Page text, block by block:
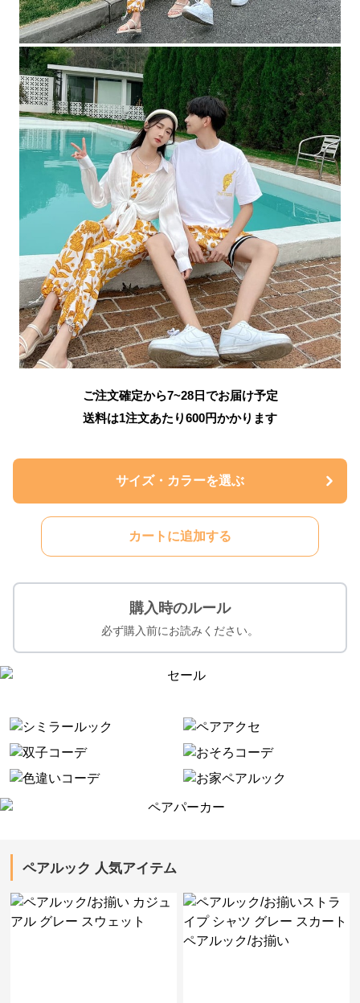
ご注文確定から7~28日でお届け予定
送料は1注文あたり600円かかります
サイズ・カラーを選ぶ
カートに追加する
購入時のルール
必ず購入前にお読みください。
ペアルック 人気アイテム